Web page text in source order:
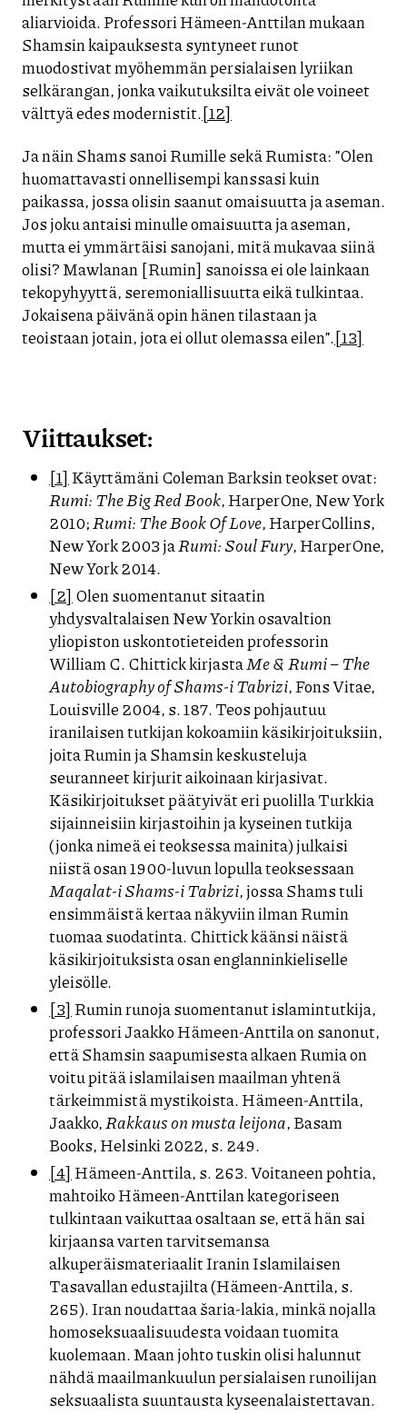
aliarvioida. Professori Hämeen-Anttilan mukaan
Shamsin kaipauksesta syntyneet runot
muodostivat myöhemmän persialaisen lyriikan
selkärangan, jonka vaikutuksilta eivät ole voineet
välttyä edes modernistit.[12]
Ja näin Shams sanoi Rumille sekä Rumista: ”Olen
huomattavasti onnellisempi kanssasi kuin
paikassa, jossa olisin saanut omaisuutta ja aseman.
Jos joku antaisi minulle omaisuutta ja aseman,
mutta ei ymmärtäisi sanojani, mitä mukavaa siinä
olisi? Mawlanan [Rumin] sanoissa ei ole lainkaan
tekopyhyyttä, seremoniallisuutta eikä tulkintaa.
Jokaisena päivänä opin hänen tilastaan ja
teoistaan jotain, jota ei ollut olemassa eilen”.[13]
Viittaukset:
[1]Käyttämäni Coleman Barksin teokset ovat:
Rumi: The Big Red Book, HarperOne, New York
2010;Rumi: The Book Of Love, HarperCollins,
New York 2003 jaRumi: Soul Fury, HarperOne,
New York 2014.
[2] Olen suomentanut sitaatin
yhdysvaltalaisen New Yorkin osavaltion
yliopiston uskontotieteiden professorin
William C. Chittick kirjastaMe & Rumi – The
Autobiography of Shams-i Tabrizi, Fons Vitae,
Louisville 2004, s. 187. Teos pohjautuu
iranilaisen tutkijan kokoamiin käsikirjoituksiin,
joita Rumin ja Shamsin keskusteluja
seuranneet kirjurit aikoinaan kirjasivat.
Käsikirjoitukset päätyivät eri puolilla Turkkia
sijainneisiin kirjastoihin ja kyseinen tutkija
(jonka nimeä ei teoksessa mainita) julkaisi
niistä osan 1900-luvun lopulla teoksessaan
Maqalat-i Shams-i Tabrizi, jossa Shams tuli
ensimmäistä kertaa näkyviin ilman Rumin
tuomaa suodatinta. Chittick käänsi näistä
käsikirjoituksista osan englanninkieliselle
yleisölle.
[3]Rumin runoja suomentanut islamintutkija,
professori Jaakko Hämeen-Anttila on sanonut,
että Shamsin saapumisesta alkaen Rumia on
voitu pitää islamilaisen maailman yhtenä
tärkeimmistä mystikoista. Hämeen-Anttila,
Jaakko,Rakkaus on musta leijona, Basam
Books, Helsinki 2022, s. 249.
[4]Hämeen-Anttila, s. 263. Voitaneen pohtia,
mahtoiko Hämeen-Anttilan kategoriseen
tulkintaan vaikuttaa osaltaan se, että hän sai
kirjaansa varten tarvitsemansa
alkuperäismateriaalit Iranin Islamilaisen
Tasavallan edustajilta (Hämeen-Anttila, s.
265). Iran noudattaa šaria-lakia, minkä nojalla
homoseksuaalisuudesta voidaan tuomita
kuolemaan. Maan johto tuskin olisi halunnut
nähdä maailmankuulun persialaisen runoilijan
seksuaalista suuntausta kyseenalaistettavan.